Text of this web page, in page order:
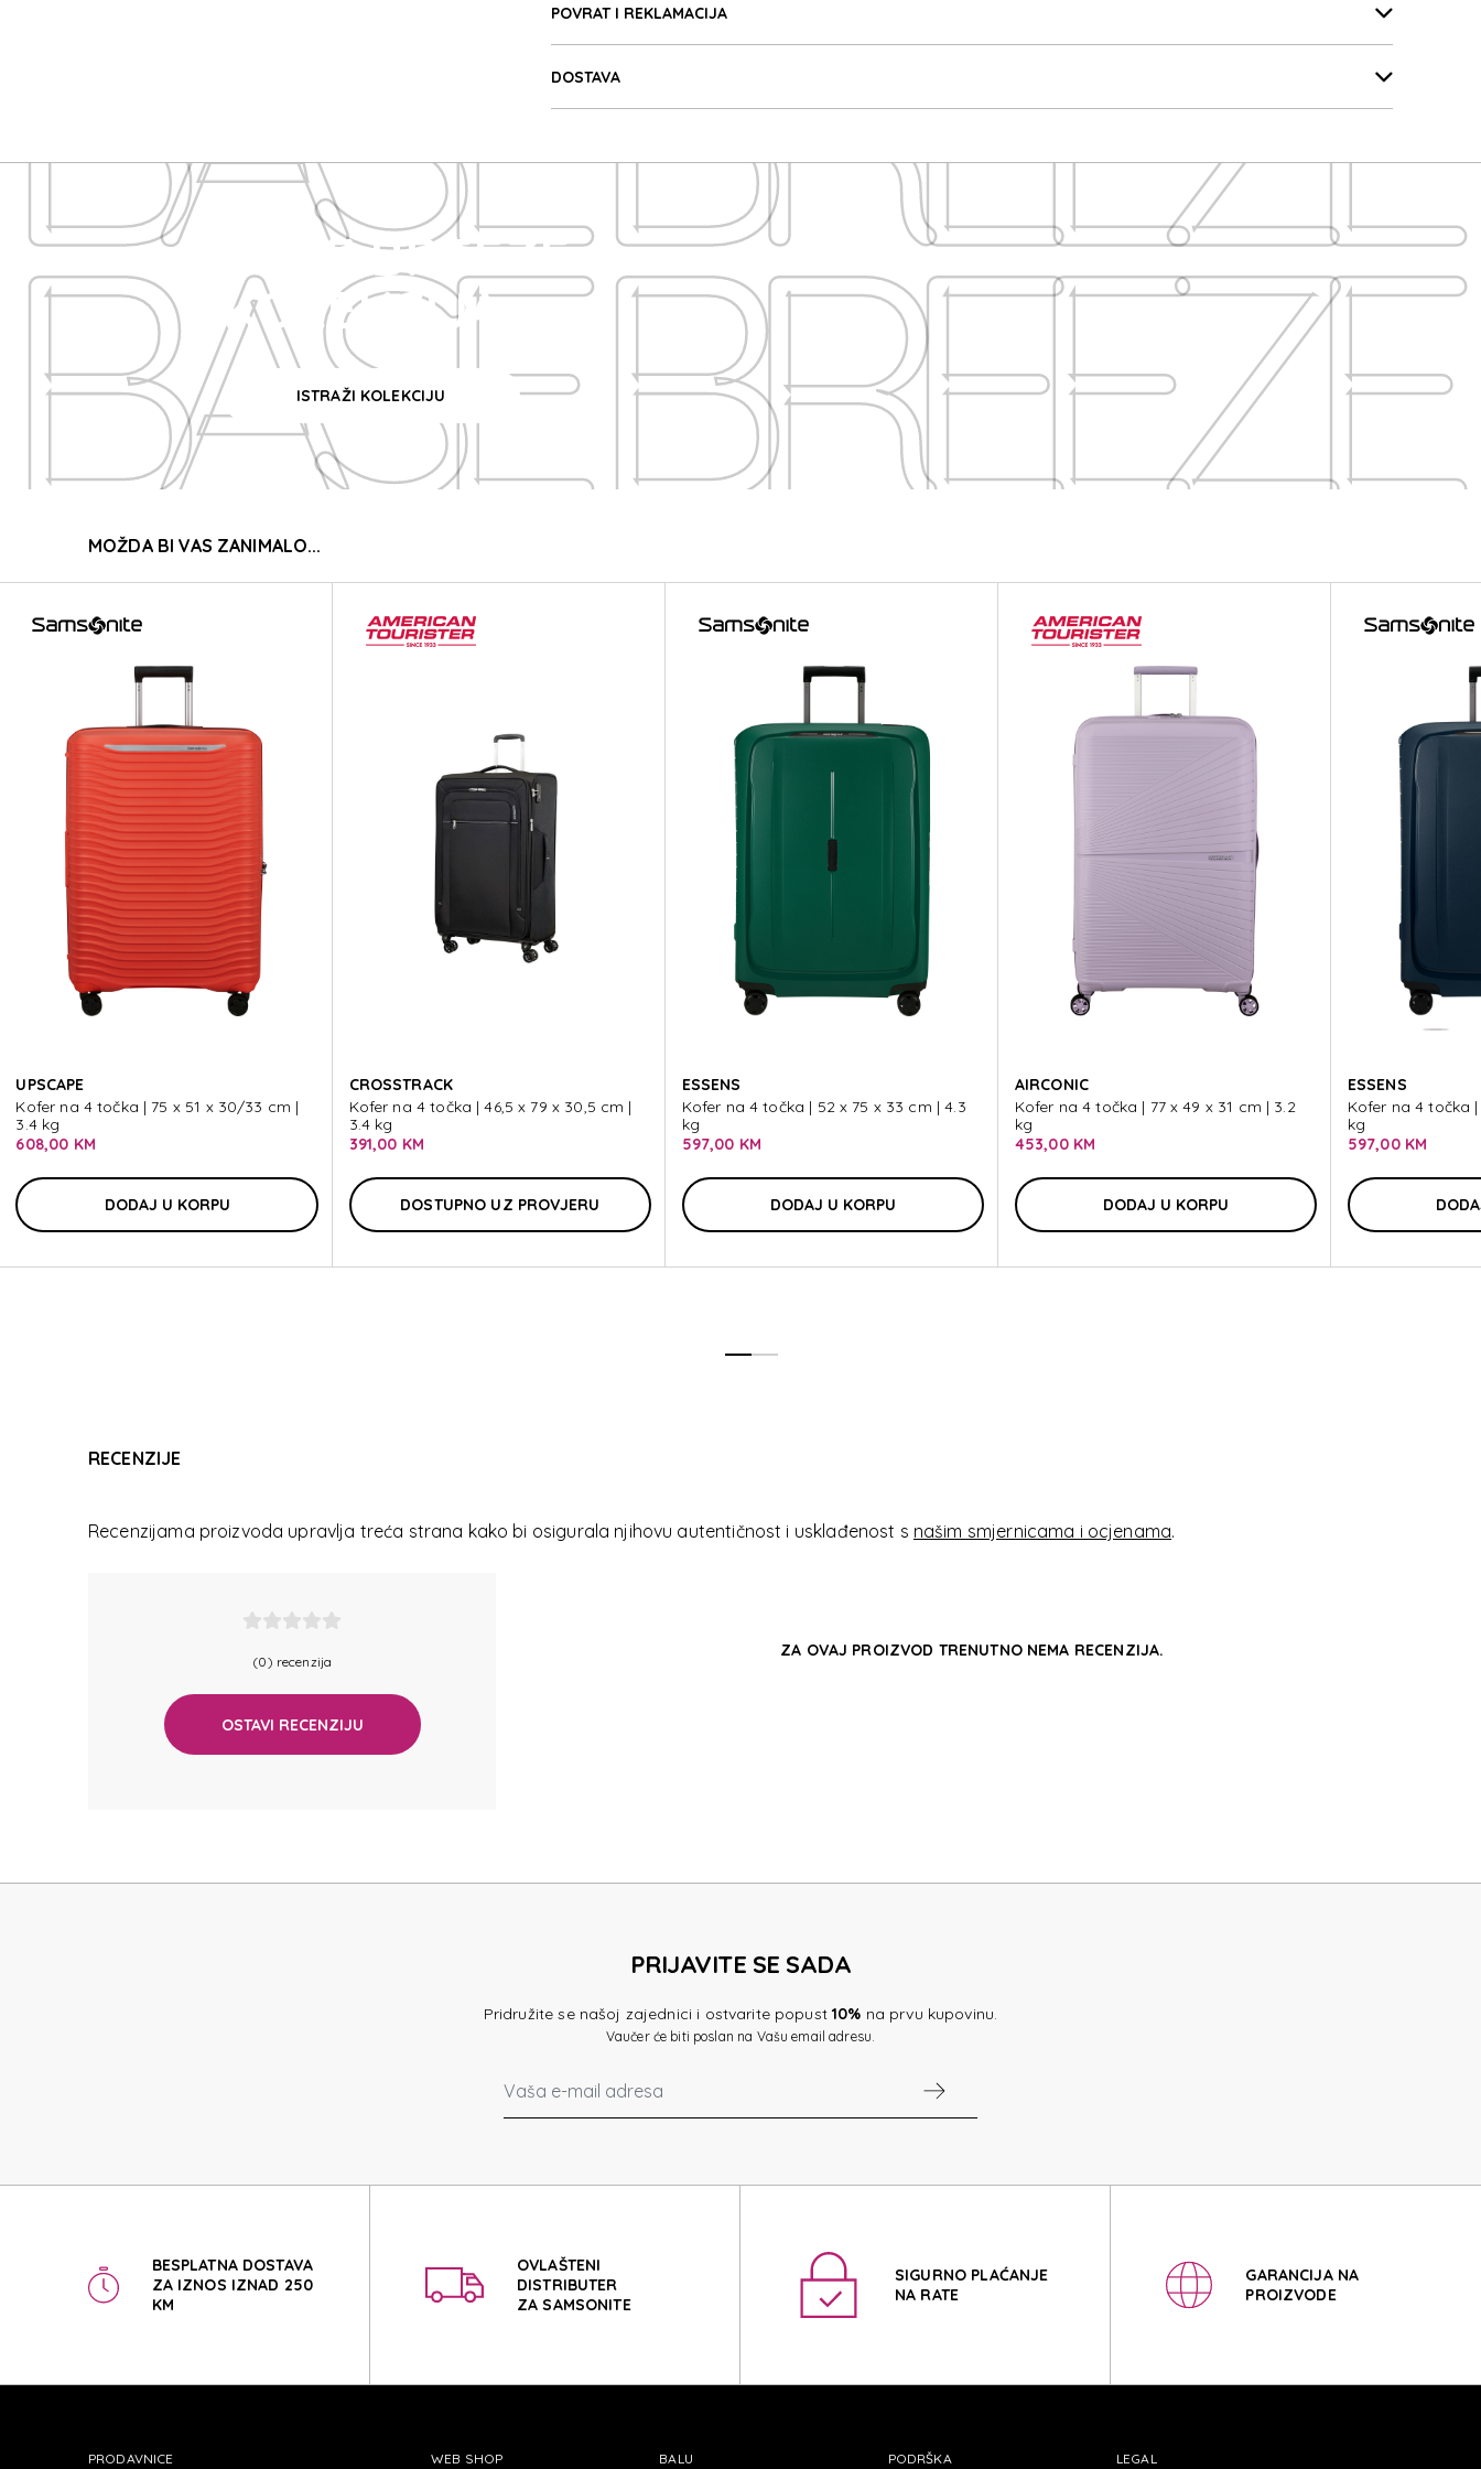
POVRAT I REKLAMACIJA
DOSTAVA
BASE BREEZE
BASE BREEZE
BASE BREEZE
BASE BREEZE
BASE BREEZE
BASE BREEZE
BASE BREEZE
BASE BREEZE
BASE BREEZE
BASE BREEZE
KOLEKCIJA
ISTRAŽI KOLEKCIJU
MOŽDA BI VAS ZANIMALO...
UPSCAPE
Kofer na 4 točka | 75 x 51 x 30/33 cm |
3.4 kg
608,00 KM
DODAJ U KORPU
CROSSTRACK
Kofer na 4 točka | 46,5 x 79 x 30,5 cm |
3.4 kg
391,00 KM
DOSTUPNO UZ PROVJERU
ESSENS
Kofer na 4 točka | 52 x 75 x 33 cm | 4.3
kg
597,00 KM
DODAJ U KORPU
AIRCONIC
Kofer na 4 točka | 77 x 49 x 31 cm | 3.2
kg
453,00 KM
DODAJ U KORPU
ESSENS
Kofer na 4 točka
kg
597,00 KM
RECENZIJE
Recenzijama proizvoda upravlja treća strana kako bi osigurala njihovu autentičnost i usklađenost s našim smjernicama i ocjenama.
(0) recenzija
OSTAVI RECENZIJU
ZA OVAJ PROIZVOD TRENUTNO NEMA RECENZIJA.
PRIJAVITE SE SADA
Pridružite se našoj zajednici i ostvarite popust10% na prvu kupovinu.
Vaučer će biti poslan na Vašu email adresu.
BESPLATNA DOSTAVA
ZA IZNOS IZNAD 250
KM
OVLAŠTENI
DISTRIBUTER
ZA SAMSONITE
SIGURNO PLAĆANJE
NA RATE
GARANCIJA NA
PROIZVODE
PRODAVNICE WEB SHOP BALU PODRŠKA LEGAL